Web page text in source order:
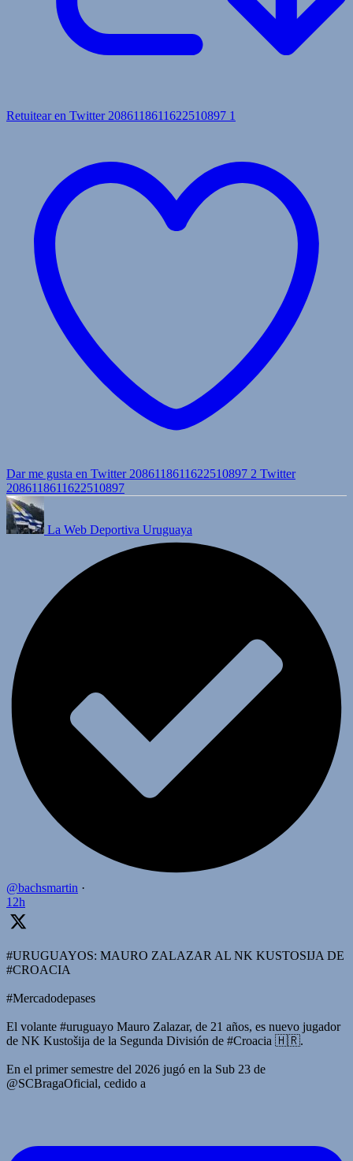
Retuitear en Twitter 2086118611622510897 1
Dar me gusta en Twitter 2086118611622510897 2 Twitter
2086118611622510897
La Web Deportiva Uruguaya
@bachsmartin ·
12h
#URUGUAYOS: MAURO ZALAZAR AL NK KUSTOSIJA DE
#CROACIA
#Mercadodepases
El volante #uruguayo Mauro Zalazar, de 21 años, es nuevo jugador
de NK Kustošija de la Segunda División de #Croacia 🇭🇷.
En el primer semestre del 2026 jugó en la Sub 23 de
@SCBragaOficial, cedido a